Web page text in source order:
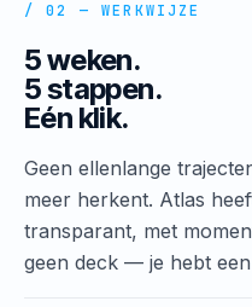
/ 02 — WERKWIJZE
5 weken.
5 stappen.
Eén klik.
Geen ellenlange
meer herkent. Atlas
transparant, met
geen deck — je hebt